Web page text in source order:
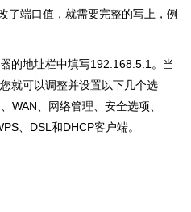
了端口值，就需要完整的写上，例
的地址栏中填写192.168.5.1。当
就可以调整并设置以下几个选
WAN、网络管理、安全选项、
、DSL和DHCP客户端。